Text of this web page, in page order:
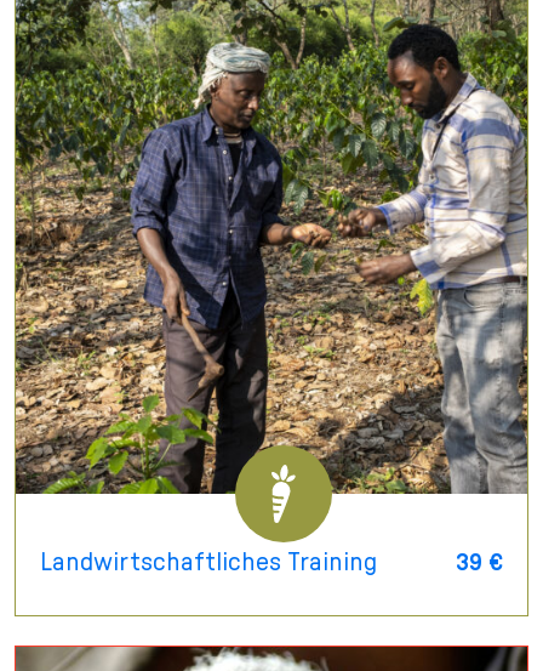
Landwirtschaftliches Training 39 €